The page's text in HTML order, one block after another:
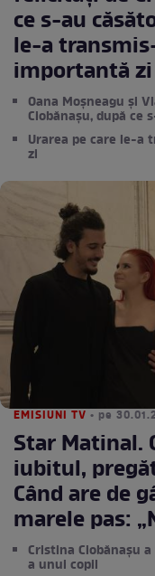
ce s-au
le-a
importantă zi
Oana Moșneagu și
Ciobănașu, după ce
Urarea pe care le-
zi
EMISIUNI TV • pe
Star Matinal.
iubitul,
Când are de
marele pas:
Cristina Ciobănașu
a unui copil